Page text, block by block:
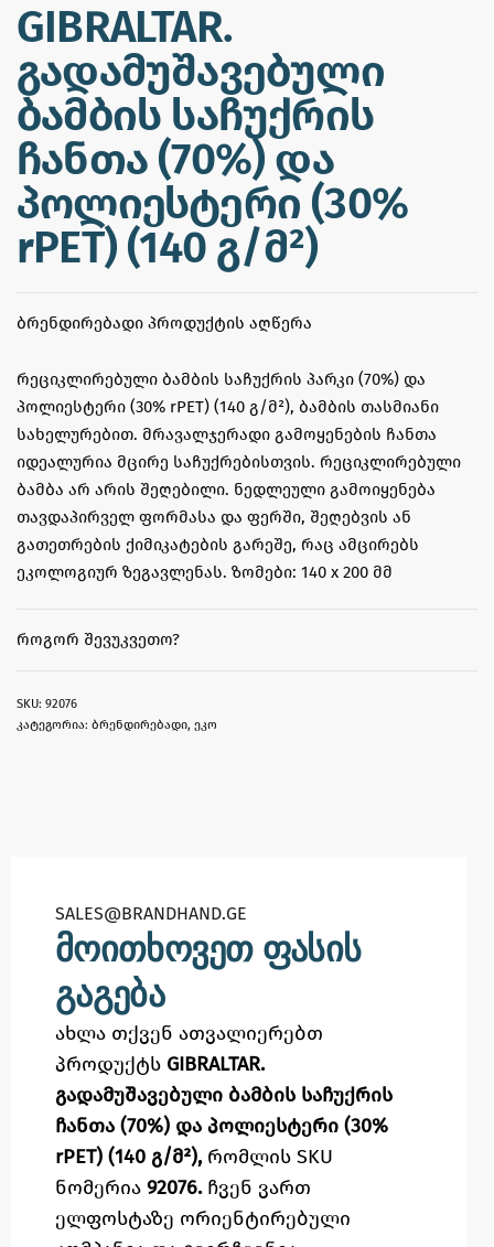
GIBRALTAR.
გადამუშავებული
ბამბის საჩუქრის
ჩანთა (70%) და
პოლიესტერი (30%
rPET) (140 გ/მ²)
ᲑᲠᲔᲜᲓᲘᲠᲔᲑᲐᲓᲘ ᲞᲠᲝᲓᲣᲥᲢᲘᲡ ᲐᲦᲬᲔᲠᲐ
რეციკლირებული ბამბის საჩუქრის პარკი (70%) და
პოლიესტერი (30% rPET) (140 გ/მ²), ბამბის თასმიანი
სახელურებით. მრავალჯერადი გამოყენების ჩანთა
იდეალურია მცირე საჩუქრებისთვის. რეციკლირებული
ბამბა არ არის შეღებილი. ნედლეული გამოიყენება
თავდაპირველ ფორმასა და ფერში, შეღებვის ან
გათეთრების ქიმიკატების გარეშე, რაც ამცირებს
ეკოლოგიურ ზეგავლენას. ზომები: 140 x 200 მმ
ᲠᲝᲒᲝᲠ ᲨᲔᲕᲣᲙᲕᲔᲗᲝ?
92076
კატეგორია: ბრენდირებადი, ეკო
SALES@BRANDHAND.GE​
მოითხოვეთ ფასის
გაგება
ახლა თქვენ ათვალიერებთ
პროდუქტს GIBRALTAR.
გადამუშავებული ბამბის საჩუქრის
ჩანთა (70%) და პოლიესტერი (30%
rPET) (140 გ/მ²), რომლის SKU
ნომერია 92076. ჩვენ ვართ
ელფოსტაზე ორიენტირებული